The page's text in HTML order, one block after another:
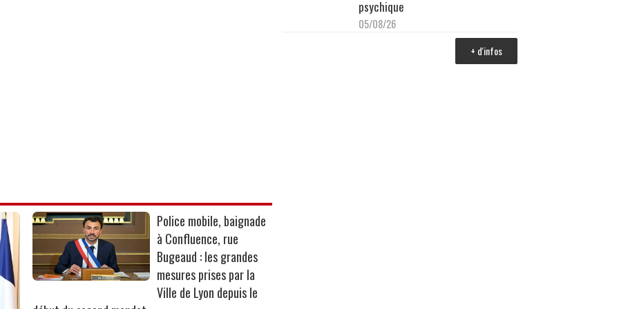
Police mobile, baignade
à Confluence, rue
Bugeaud : les grandes
mesures prises par la
Ville de Lyon depuis le
psychique
05/08/26
+ d'infos